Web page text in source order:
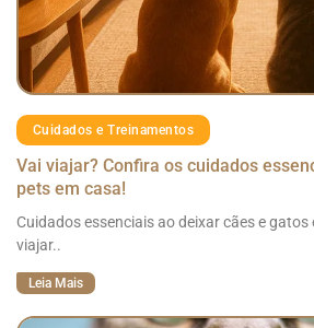
Cuidados e Treinamentos
Vai viajar? Confira os cuidados
pets em casa!
Cuidados essenciais ao deixar cães e
viajar..
Leia Mais